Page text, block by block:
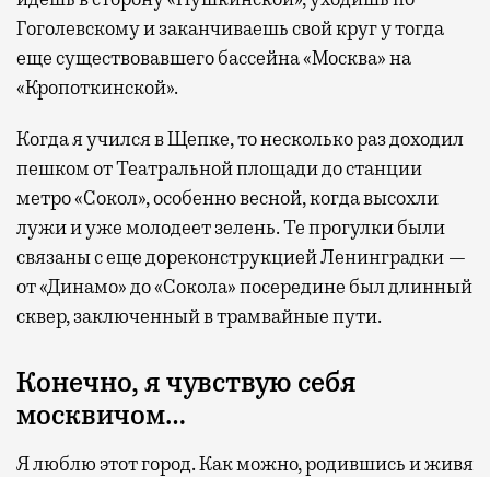
Гоголевскому и заканчиваешь свой круг у тогда
еще существовавшего бассейна «Москва» на
«Кропоткинской».
Когда я учился в Щепке, то несколько раз доходил
пешком от Театральной площади до станции
метро «Сокол», особенно весной, когда высохли
лужи и уже молодеет зелень. Те прогулки были
связаны с еще дореконструкцией Ленинградки —
от «Динамо» до «Сокола» посередине был длинный
сквер, заключенный в трамвайные пути.
Конечно, я чувствую себя
москвичом…
Я люблю этот город. Как можно, родившись и живя